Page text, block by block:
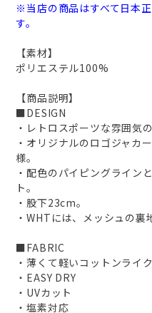
※当店の商品はすべて日本
す。
【素材】
ポリエステル100%
【商品説明】
■DESIGN
・レトロスポーツな雰囲気
・オリジナルのロゴジャカ
様。
・配色のパイピングライン
ト。
・股下23cm。
・WHTには、メッシュの裏
■FABRIC
・薄くて軽いコットンライ
・EASY DRY
・UVカット
・塩素対応